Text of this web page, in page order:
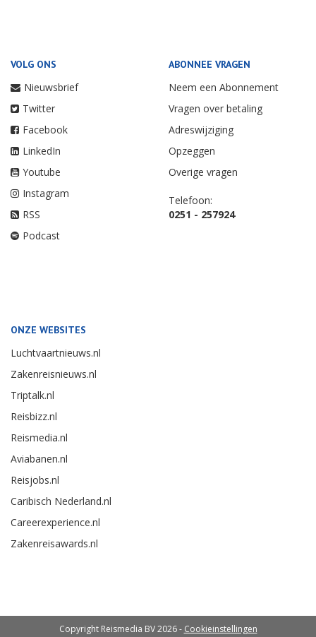
VOLG ONS
Nieuwsbrief
Twitter
Facebook
LinkedIn
Youtube
Instagram
RSS
Podcast
ABONNEE VRAGEN
Neem een Abonnement
Vragen over betaling
Adreswijziging
Opzeggen
Overige vragen
Telefoon:
0251 - 257924
ONZE WEBSITES
Luchtvaartnieuws.nl
Zakenreisnieuws.nl
Triptalk.nl
Reisbizz.nl
Reismedia.nl
Aviabanen.nl
Reisjobs.nl
Caribisch Nederland.nl
Careerexperience.nl
Zakenreisawards.nl
Copyright Reismedia BV 2026 - Cookieinstellingen